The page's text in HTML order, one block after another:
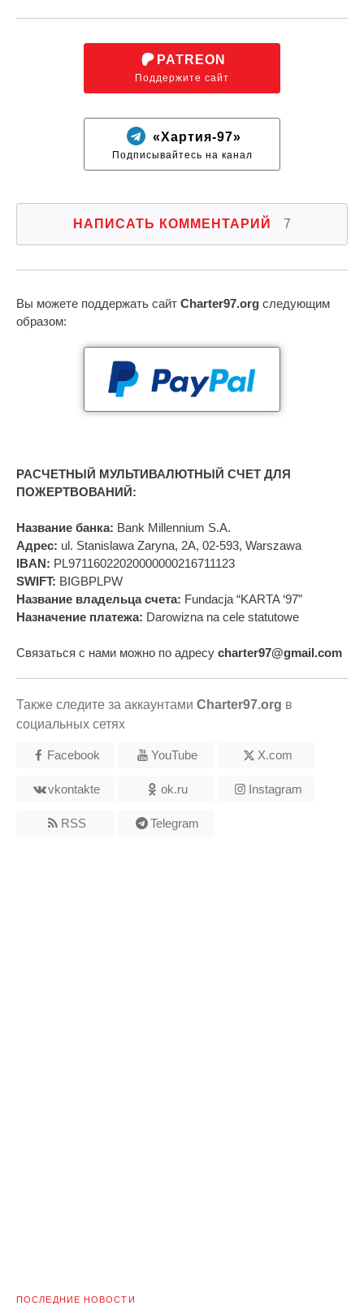
PATREON
Поддержите сайт
«Хартия-97»
Подписывайтесь на канал
НАПИСАТЬ КОММЕНТАРИЙ 7
Вы можете поддержать сайт Charter97.org следующим
образом:
РАСЧЕТНЫЙ МУЛЬТИВАЛЮТНЫЙ СЧЕТ ДЛЯ
ПОЖЕРТВОВАНИЙ:
Название банка: Bank Millennium S.A.
Адрес: ul. Stanislawa Zaryna, 2A, 02-593, Warszawa
IBAN: PL97116022020000000216711123
SWIFT: BIGBPLPW
Название владельца счета: Fundacja “KARTA ‘97”
Назначение платежа: Darowizna na cele statutowe
Связаться с нами можно по адресу charter97@gmail.com
Также следите за аккаунтами Charter97.org в
социальных сетях
Facebook YouTube X.com
vkontakte ok.ru Instagram
RSS Telegram
ПОСЛЕДНИЕ НОВОСТИ